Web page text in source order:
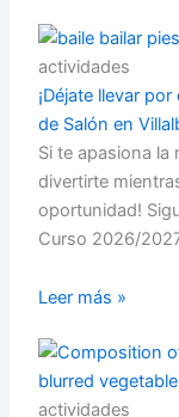
actividades
¡Déjate llevar
de Salón en
Si te apasiona la
divertirte
oportunidad!
Curso 2026/
Leer más »
actividades